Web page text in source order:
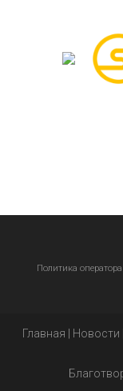
Политика
Главная Новости